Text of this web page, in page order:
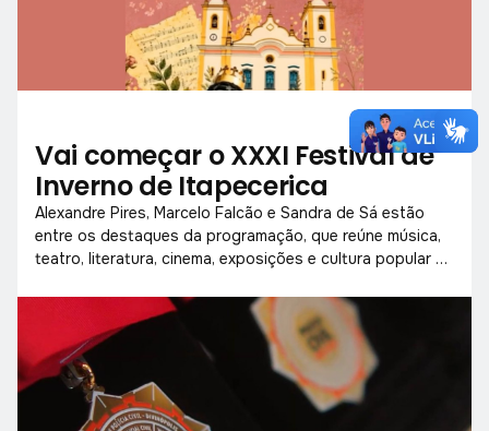
Vai começar o XXXI Festival de
Inverno de Itapecerica
Alexandre Pires, Marcelo Falcão e Sandra de Sá estão
entre os destaques da programação, que reúne música,
teatro, literatura, cinema, exposições e cultura popular de